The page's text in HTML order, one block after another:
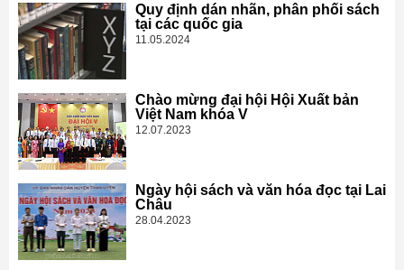
Quy định dán nhãn, phân phối sách
tại các quốc gia
11.05.2024
Chào mừng đại hội Hội Xuất bản
Việt Nam khóa V
12.07.2023
Ngày hội sách và văn hóa đọc tại Lai
Châu
28.04.2023